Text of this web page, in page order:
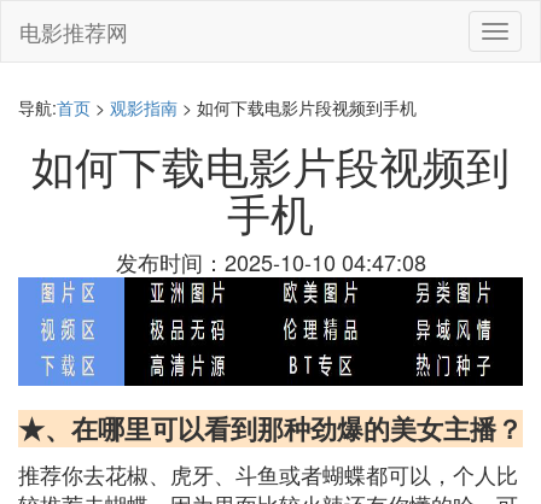
切
换
电影推荐网
导航:首页 > 观影指南 > 如何下载电影片段视频到手机
如何下载电影片段视频到
手机
发布时间：2025-10-10 04:47:08
★、在哪里可以看到那种劲爆的美女主播？
推荐你去花椒、虎牙、斗鱼或者蝴蝶都可以，个人比